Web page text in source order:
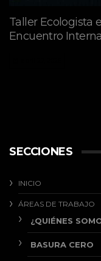
Taller Ecologista
Encuentro
SECCIONES
INICIO
ÁREAS DE TRABAJO
¿QUIÉNES
BASURA CERO